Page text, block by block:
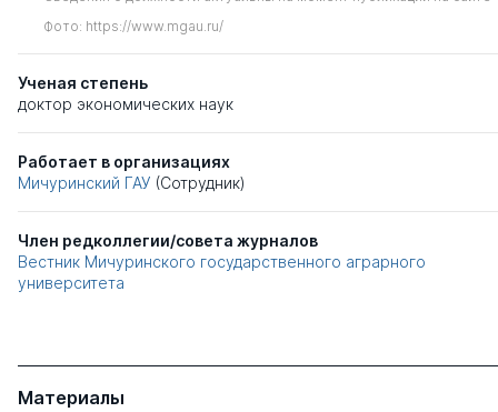
Фото: https://www.mgau.ru/
Ученая степень
доктор экономических наук
Работает в организациях
Мичуринский ГАУ (Сотрудник)
Член редколлегии/совета журналов
Вестник Мичуринского государственного аграрного
университета
Материалы